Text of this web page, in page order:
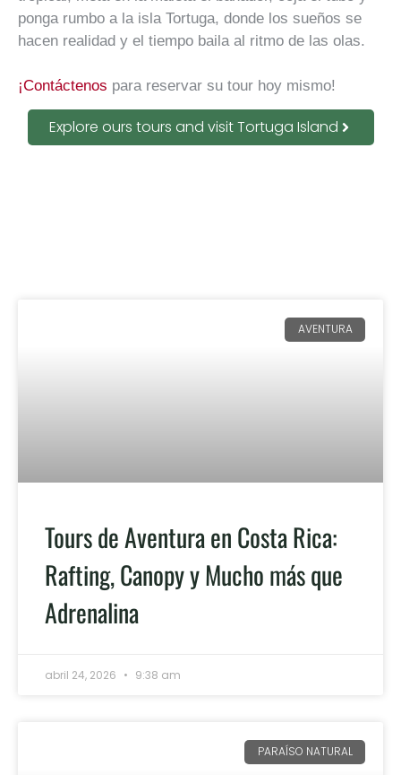
ponga rumbo a la isla Tortuga, donde los sueños se
hacen realidad y el tiempo baila al ritmo de las olas.
¡Contáctenos para reservar su tour hoy mismo!
Explore ours tours and visit Tortuga Island
AVENTURA
Tours de Aventura en Costa Rica:
Rafting, Canopy y Mucho más que
Adrenalina
abril 24, 2026 9:38 am
PARAÍSO NATURAL